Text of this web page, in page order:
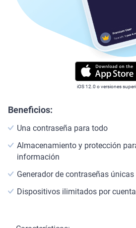
iOS 12.0 o versiones
Beneficios:
Una contraseña para todo
Almacenamiento y protección
información
Generador de contraseñas únicas
Dispositivos ilimitados por cuenta